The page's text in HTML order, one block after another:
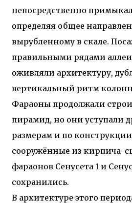
непосредственно
определяя общее
вырубленному в скале.
правильными рядами
оживляли архитектуру,
вертикальный ритм
Фараоны продолжали
пирамид, но они уступали
размерам и по
сооружённые из кирпича-
фараонов Сенусета 1 и
сохранились.
В архитектуре этого